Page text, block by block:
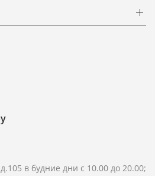
в будние дни с 10.00 до 20.00;